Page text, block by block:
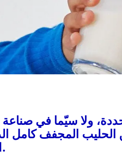
ولا سيّما في صناعة
الحليب المجفف كامل
الغذائية المتخصصة.